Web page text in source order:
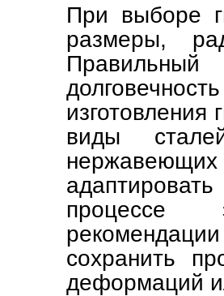
При выборе
размеры,
виды
нержавеющих
процессе
сохранить
деформаций